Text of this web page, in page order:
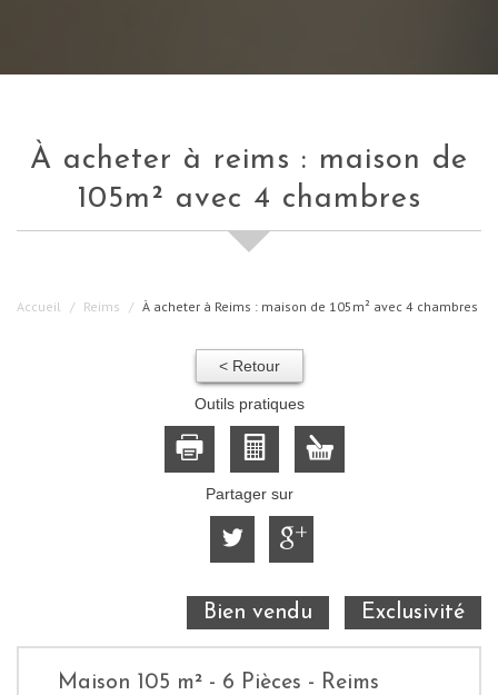
à acheter à reims : maison de
105m² avec 4 chambres
Accueil Reims À acheter à Reims : maison de 105m² avec 4 chambres
< Retour
Outils pratiques
Partager sur
Bien vendu Exclusivité
Maison 105 m² - 6 Pièces - Reims